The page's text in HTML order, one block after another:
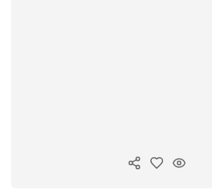
Copiar link